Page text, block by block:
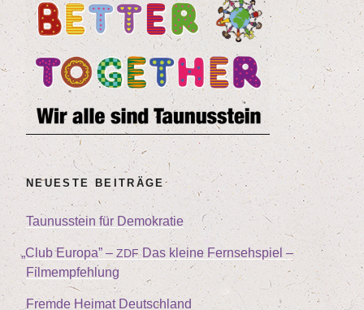
NEU­ES­TE BEITRÄGE
Tau­nus­stein für Demokratie
„Club Euro­pa” – ZDFDas klei­ne Fern­seh­spiel –
Filmempfehlung
Frem­de Hei­mat Deutschland